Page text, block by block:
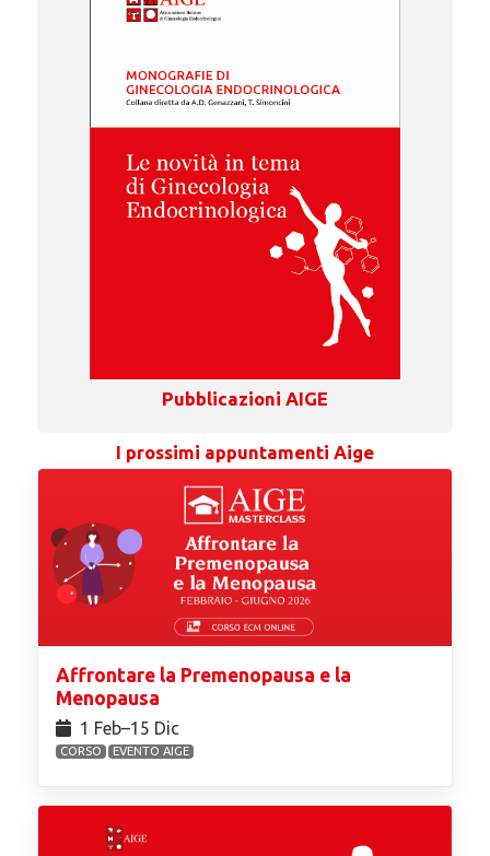
Pubblicazioni AIGE
I prossimi appuntamenti Aige
Affrontare la Premenopausa e la
Menopausa
1 Feb⁠–15 Dic
CORSO EVENTO AIGE